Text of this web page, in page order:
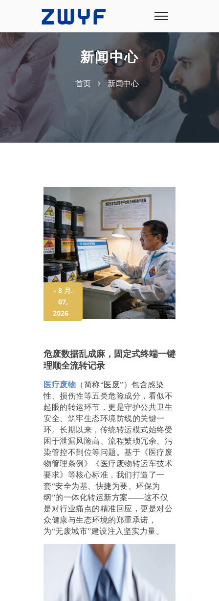
新闻中心
首页 新闻中心
- 8 月.
07,
2026
危废数据乱成麻，固定式终端一键
理顺全流转记录
医疗废物 （简称“医废”）包含感染
性、损伤性等五类危险成分，看似不
起眼的转运环节，更是守护公共卫生
安全、筑牢生态环境防线的关键一
环。长期以来，传统转运模式始终受
困于泄漏风险高、流程繁琐冗余、污
染管控不到位等问题。基于《医疗废
物管理条例》《医疗废物转运车技术
要求》等核心标准，我们打造了一
套“安全为基、快捷为要、环保为
纲”的一体化转运新方案——这不仅
是对行业痛点的精准回应，更是对公
众健康与生态环境的郑重承诺，
为“无废城市”建设注入坚实力量。